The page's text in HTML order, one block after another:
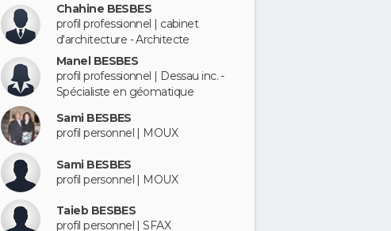
Chahine BESBES
profil professionnel | cabinet
d'architecture - Architecte
Manel BESBES
profil professionnel | Dessau inc. -
Spécialiste en géomatique
Sami BESBES
profil personnel | MOUX
Sami BESBES
profil personnel | MOUX
Taieb BESBES
profil personnel | SFAX